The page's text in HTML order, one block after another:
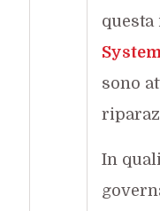
sono
In